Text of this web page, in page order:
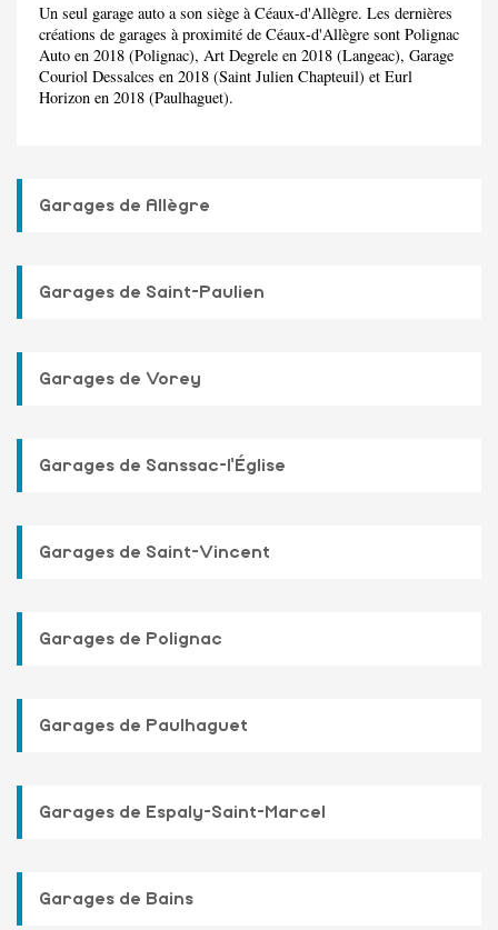
Un seul garage auto a son siège à Céaux-d'Allègre. Les dernières
créations de garages à proximité de Céaux-d'Allègre sont Polignac
Auto en 2018 (Polignac), Art Degrele en 2018 (Langeac), Garage
Couriol Dessalces en 2018 (Saint Julien Chapteuil) et Eurl
Horizon en 2018 (Paulhaguet).
Garages de Allègre
Garages de Saint-Paulien
Garages de Vorey
Garages de Sanssac-l'Église
Garages de Saint-Vincent
Garages de Polignac
Garages de Paulhaguet
Garages de Espaly-Saint-Marcel
Garages de Bains